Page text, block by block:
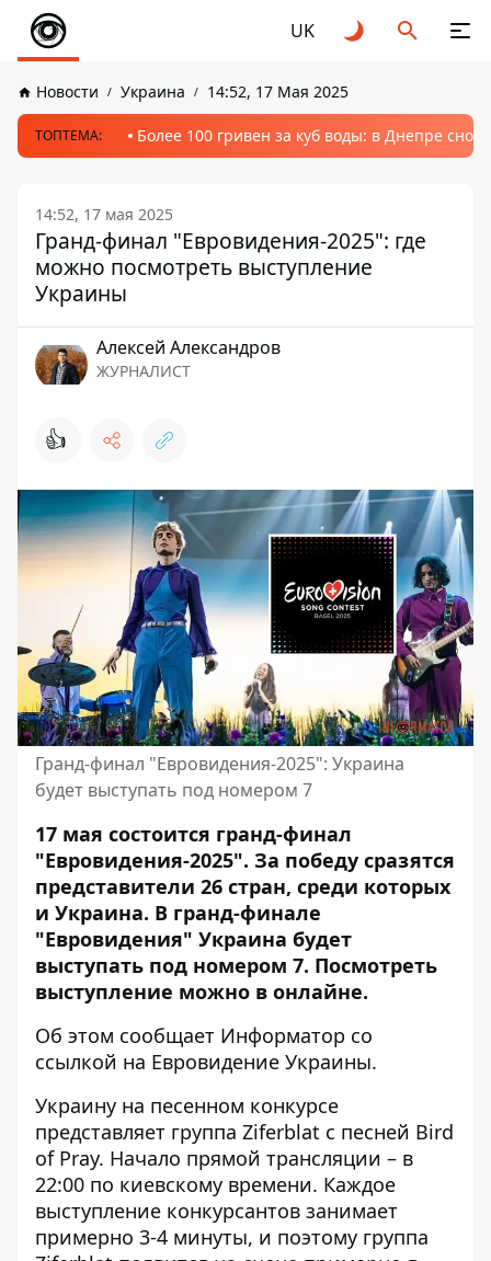
UK
Новости Украина 14:52, 17 Мая 2025
ТОПТЕМА: Более 100 гривен за куб воды: в Днепре
14:52, 17 мая 2025
Гранд-финал "Евровидения-2025": где
можно посмотреть выступление
Украины
Алексей Александров
ЖУРНАЛИСТ
👍
Гранд-финал "Евровидения-2025": Украина
будет выступать под номером 7
17 мая состоится гранд-финал
"Евровидения-2025". За победу сразятся
представители 26 стран, среди которых
и Украина. В гранд-финале
"Евровидения" Украина будет
выступать под номером 7. Посмотреть
выступление можно в онлайне.
Об этом сообщает Информатор со
ссылкой на Евровидение Украины.
Украину на песенном конкурсе
представляет группа Ziferblat с песней Bird
of Pray. Начало прямой трансляции – в
22:00 по киевскому времени. Каждое
выступление конкурсантов занимает
примерно 3-4 минуты, и поэтому группа